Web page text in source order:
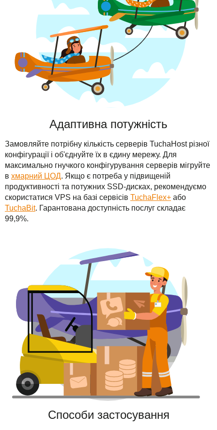
Адаптивна потужність
Замовляйте потрібну кількість серверів TuchaHost різної
конфігурації і об'єднуйте їх в єдину мережу. Для
максимально гнучкого конфігурування серверів мігруйте
в хмарний ЦОД. Якщо є потреба у підвищеній
продуктивності та потужних SSD-дисках, рекомендуємо
скористатися VPS на базі сервісів TuchaFlex+ або
TuchaBit. Гарантована доступність послуг складає
99,9%.
Способи застосування